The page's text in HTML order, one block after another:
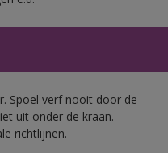
Spoel verf nooit door de
uit onder de kraan.
richtlijnen.